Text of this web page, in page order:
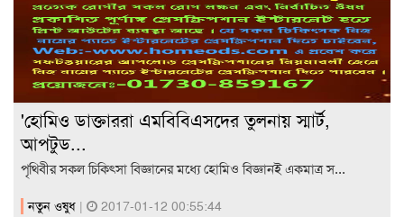
'হোমিও ডাক্তাররা এমবিবিএসদের তুলনায় স্মার্ট,
আপটুড...
পৃথিবীর সকল চিকিৎসা বিজ্ঞানের মধ্যে হোমিও বিজ্ঞানই একমাত্র স...
নতুন ওষুধ | 2017-01-12 00:55:44